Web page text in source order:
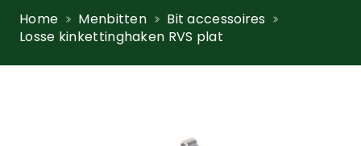
Home Menbitten
Bit accessoires
Losse kinkettinghaken RVS plat